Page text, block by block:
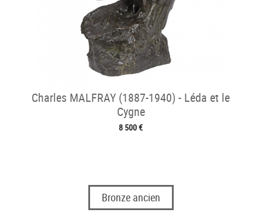
Charles MALFRAY (1887-1940) - Léda et le
Cygne
8 500 €
Bronze ancien